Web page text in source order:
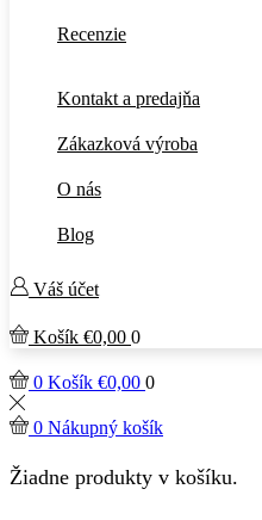
Recenzie
Kontakt a predajňa
Zákazková výroba
O nás
Blog
Váš účet
Košík €0,00 0
0 Košík €0,00 0
0 Nákupný košík
Žiadne produkty v košíku.